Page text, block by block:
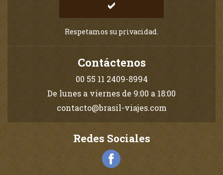
Respetamos su privacidad.
Contáctenos
00 55 11 2409-8994
De lunes a viernes de 9:00 a 18:00
contacto@brasil-viajes.com
Redes Sociales